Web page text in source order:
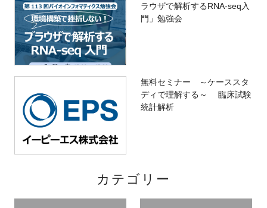
ラウザで解析するRNA-seq入
門」勉強会
無料セミナー ～ケーススタ
ディで理解する～ 臨床試験
統計解析
カテゴリー